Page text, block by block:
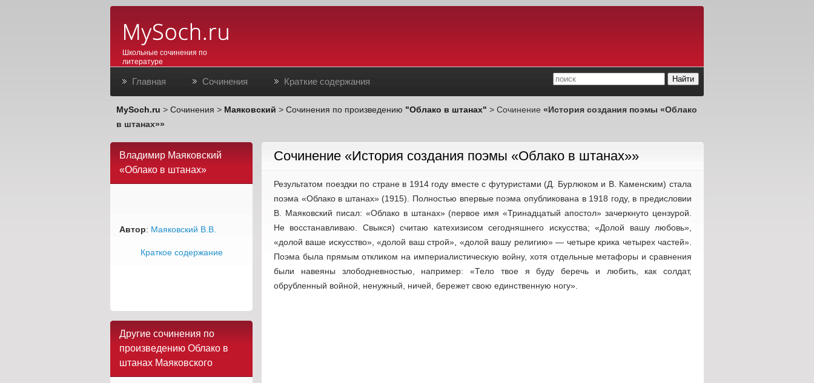
Школьные сочинения по
литературе
Главная Сочинения Краткие содержания
MySoch.ru > Сочинения > Маяковский > Сочинения по произведению "Облако в штанах" > Сочинение «История создания поэмы «Облако
в штанах»»
Владимир Маяковский
«Облако в штанах»
Автор: Маяковский В.В.
Краткое содержание
Другие сочинения по
произведению Облако в
штанах Маяковского
Cочинение «История создания поэмы «Облако в штанах»»
Результатом поездки по стране в 1914 году вместе с футуристами (Д. Бурлюком и В. Каменским) стала
поэма «Облако в штанах» (1915). Полностью впервые поэма опубликована в 1918 году, в предисловии
В. Маяковский писал: «Облако в штанах» (первое имя «Тринадцатый апостол» зачеркнуто цензурой.
Не вос­станавливаю. Свыкся) считаю катехизисом сегодняшнего искусства; «Долой вашу любовь»,
«долой ваше искусство», «долой ваш строй», «долой вашу религию» — четыре крика четырех частей».
Поэма была прямым откликом на империалистическую войну, хотя отдельные метафоры и сравнения
были навеяны злободневностью, например: «Тело твое я буду беречь и любить, как солдат,
обрубленный войной, ненужный, ничей, бережет свою единственную ногу».